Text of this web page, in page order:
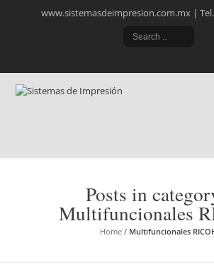
www.sistemasdeimpresion.com.mx | Tel.
Posts in
Multifuncionales
Home / Multifuncionales